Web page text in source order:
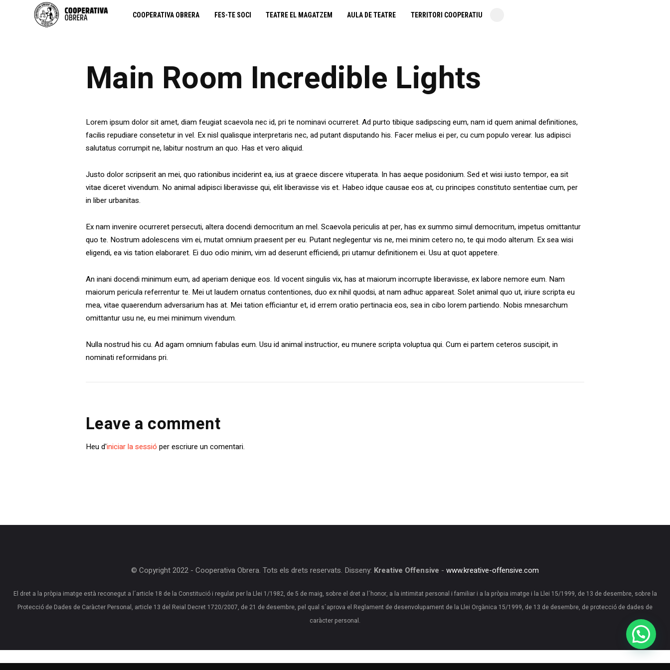
COOPERATIVA OBRERA FES-TE SOCI TEATRE EL MAGATZEM AULA DE TEATRE TERRITORI COOPERATIU
cooperativa obrera
teatre el magatzem
aula de teatre
territori cooperatiu
monogràfics
lloguer d’espais
Main Room Incredible Lights
Lorem ipsum dolor sit amet, diam feugiat scaevola nec id, pri te nominavi ocurreret. Ad purto tibique sadipscing eum, nam id quem animal definitiones,
facilis repudiare consetetur in vel. Ex nisl qualisque interpretaris nec, ad putant disputando his. Facer melius ei per, cu cum populo verear. Ius adipisci
salutatus corrumpit ne, labitur nostrum an quo. Has et vero aliquid.
Justo dolor scripserit an mei, quo rationibus inciderint ea, ius at graece discere vituperata. In has aeque posidonium. Sed et wisi iusto tempor, ea sit
vitae diceret vivendum. No animal adipisci liberavisse qui, elit liberavisse vis et. Habeo idque causae eos at, cu principes constituto sententiae cum, per
in liber urbanitas.
Ex nam invenire ocurreret persecuti, altera docendi democritum an mel. Scaevola periculis at per, has ex summo simul democritum, impetus omittantur
quo te. Nostrum adolescens vim ei, mutat omnium praesent per eu. Putant neglegentur vis ne, mei minim cetero no, te qui modo alterum. Ex sea wisi
eligendi, ea vis tation elaboraret. Ei duo odio minim, vim ad deserunt efficiendi, pri utamur definitionem ei. Usu at quot appetere.
An inani docendi minimum eum, ad aperiam denique eos. Id vocent singulis vix, has at maiorum incorrupte liberavisse, ex labore nemore eum. Nam
maiorum pericula referrentur te. Mei ut laudem ornatus contentiones, duo ex nihil quodsi, at nam adhuc appareat. Solet animal quo ut, iriure scripta eu
mea, vitae quaerendum adversarium has at. Mei tation efficiantur et, id errem oratio pertinacia eos, sea in cibo lorem partiendo. Nobis mnesarchum
omittantur usu ne, eu mei minimum vivendum.
Nulla nostrud his cu. Ad agam omnium fabulas eum. Usu id animal instructior, eu munere scripta voluptua qui. Cum ei partem ceteros suscipit, in
nominati reformidans pri.
Leave a comment
Heu d'iniciar la sessió per escriure un comentari.
© Copyright 2022 - Cooperativa Obrera. Tots els drets reservats. Disseny: Kreative Offensive - www.kreative-offensive.com
El dret a la pròpia imatge està reconegut a l´article 18 de la Constitució i regulat per la Llei 1/1982, de 5 de maig, sobre el dret a l´honor, a la intimitat personal i familiar i a la pròpia imatge i la Llei 15/1999, de 13 de desembre, sobre la
Protecció de Dades de Caràcter Personal, article 13 del Reial Decret 1720/2007, de 21 de desembre, pel qual s´aprova el Reglament de desenvolupament de la Llei Orgànica 15/1999, de 13 de desembre, de protecció de dades de
caràcter personal.